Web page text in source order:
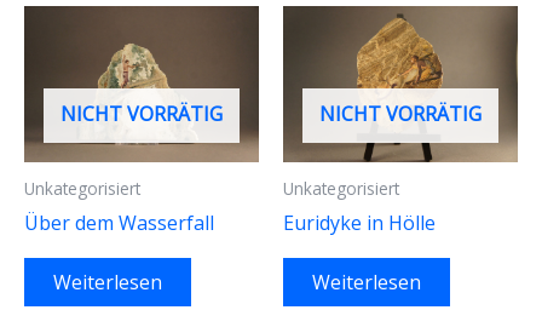
NICHT VORRÄTIG
Unkategorisiert
Über dem Wasserfall
Weiterlesen
NICHT VORRÄTIG
Unkategorisiert
Euridyke in Hölle
Weiterlesen